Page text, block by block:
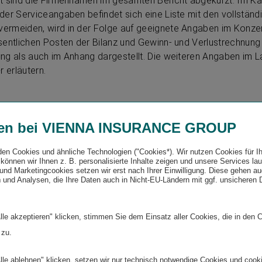
der Serviceangaben befindet sich eine Liste mit den
wird in der Folge auf geeignete Angaben im
Posten der Bilanz und Gewinn- und
als auch im Anhang dargestellt. Die weiteren Angaben im
erläutern.
und
und Pensionskassen der Vienna Insurance
Österreich, Tschechische Republik, Polen, Erweiterte
Diese sechs Segmente werden in der
Das Segment Erweiterte CEE beinhaltet die Länder
Bulgarien, Kroatien, Moldau, Nordmazedonien,
bei VIENNA INSURANCE GROUP
Cookies und ähnliche Technologien ("Cookies*). Wir nutzen Cookies für
wir Ihnen z. B. personalisierte Inhalte zeigen und unsere Services
Marketingcookies setzen wir erst nach Ihrer Einwilligung. Diese gehen
und Analysen, die Ihre Daten auch in Nicht-EU-Ländern mit ggf. unsicheren
akzeptieren" klicken, stimmen Sie dem Einsatz aller Cookies, die in den
ablehnen" klicken, setzen wir nur technisch notwendige Cookies und